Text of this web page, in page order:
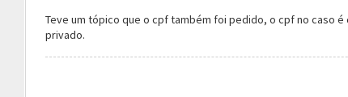
Teve um tópico que o cpf também foi pedido, o cpf no caso
privado.